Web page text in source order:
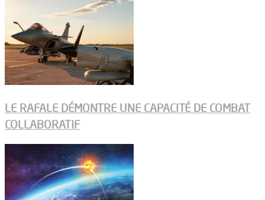
LE RAFALE DÉMONTRE UNE CAPACITÉ DE COMBAT
COLLABORATIF